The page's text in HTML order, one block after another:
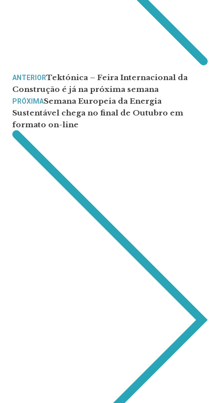
ANTERIORTektónica – Feira Internacional da
Construção é já na próxima semana
PRÓXIMASemana Europeia da Energia
Sustentável chega no final de Outubro em
formato on-line